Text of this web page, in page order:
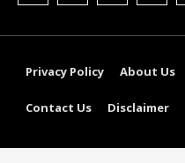
Privacy Policy About Us
Contact Us Disclaimer